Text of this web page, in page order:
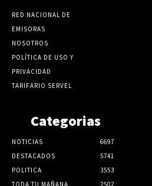
RED NACIONAL DE
EMISORAS
NOSOTROS
POLÍTICA DE USO Y
PRIVACIDAD
TARIFARIO SERVEL
Categorias
NOTICIAS
6697
DESTACADOS
5741
POLITICA
3553
TODA TU MAÑANA
2502